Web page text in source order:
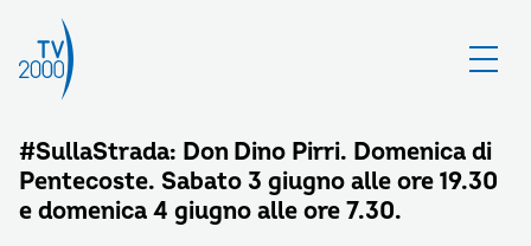
#SullaStrada: Don Dino Pirri. Domenica di
Pentecoste. Sabato 3 giugno alle ore 19.30
e domenica 4 giugno alle ore 7.30.